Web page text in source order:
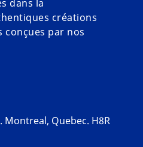
dans la
créations
conçues par nos
Montreal, Quebec. H8R